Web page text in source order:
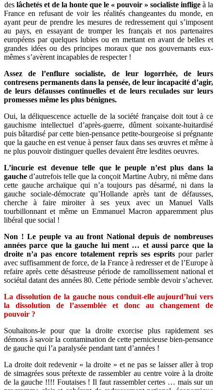
des lâchetés et de la honte que le « pouvoir » socialiste inflige à la
France en refusant de voir les réalités changeantes du monde, en
ayant peur de prendre les mesures de redressement qui s’imposent
au pays, en essayant de tromper les français et nos partenaires
européens par quelques lubies ou en mettant en avant de belles et
grandes idées ou des principes moraux que nos gouvernants eux-
mêmes s’avèrent incapables de respecter !
Assez de l’enflure socialiste, de leur logorrhée, de leurs
contresens permanents dans la pensée, de leur incapacité d’agir,
de leurs défausses continuelles et de leurs reculades sur leurs
promesses même les plus bénignes.
Oui, la déliquescence actuelle de la société française doit tout à ce
gauchisme intellectuel d’après-guerre, dûment soixante-huitardisé
puis bâtardisé par cette bien-pensance petite-bourgeoise si prégnante
que la gauche en est venue à penser faux dans ses œuvres et même à
ne plus pouvoir distinguer quelles devaient être lesdites oeuvres.
L’incurie est devenue telle que le peuple n’est plus dans la
gauche d’autrefois telle que la conçoit Martine Aubry, ni même dans
cette gauche archaïque qui n’a toujours pas désarmé, ni dans la
gauche sociale-démocrate qu’Hollande après tant de défausses,
cherche à faire miroiter à ses yeux avec un Manuel Valls
tourbillonnant et même un Emmanuel Macron apparemment plus
libéral que social !
Non ! Le peuple va au front National depuis de nombreuses
années parce que la gauche lui ment … et aussi parce que la
droite n’a pas encore totalement repris ses esprits pour parler
avec suffisamment de force, de la France à redresser et de l’Europe à
refaire après cette désastreuse période de ramollissement national et
sociétal datant des années 80. Cette période semble devoir s’achever.
La dissolution de la gauche nous conduit-elle aujourd’hui vers
la dissolution de l’assemblée et donc au changement de
pouvoir ?
Souhaitons-le pour que la droite exorcise plus rapidement ses
démons à savoir la contamination de cette pernicieuse bien-pensance
de gauche qui l’a paralysée pendant tant d’années !
La droite doit redevenir « la droite » et ne pas se laisser aller à trop
de simagrées sous prétexte de rassembler au centre voire à la droite
de la gauche !!!! Foutaises ! Il faut rassembler certes … mais sur un